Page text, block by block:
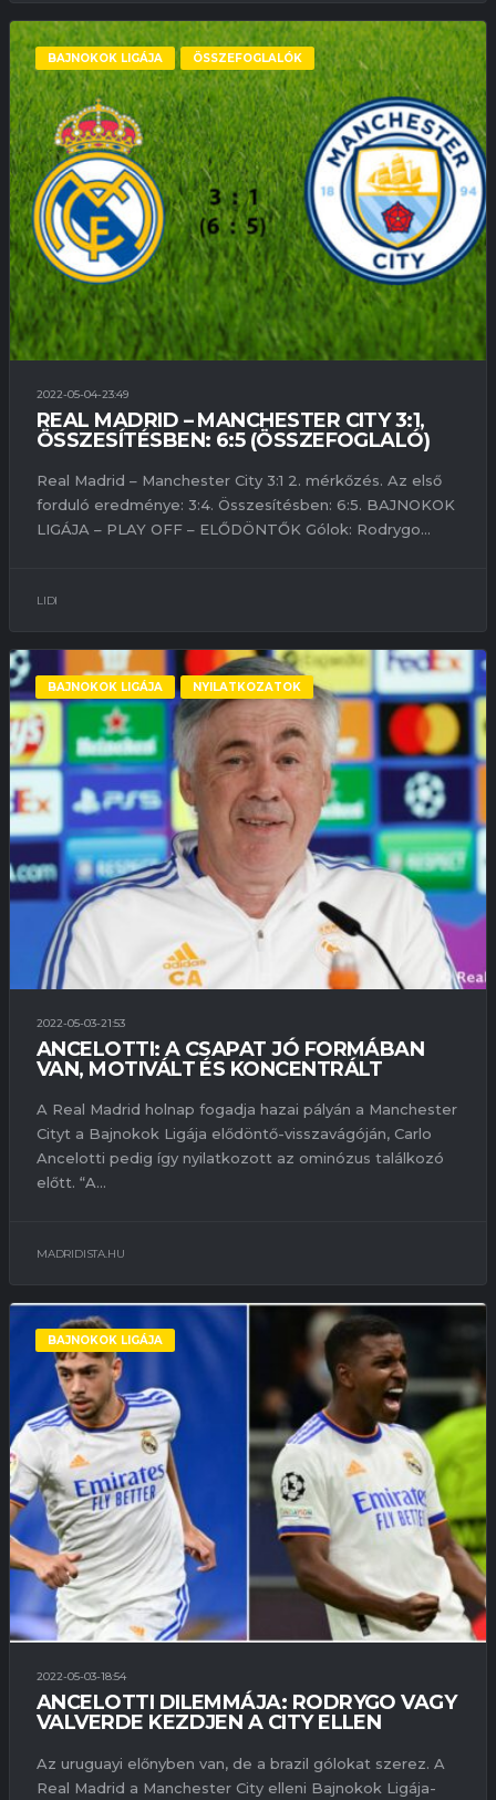
BAJNOKOK LIGÁJA ÖSSZEFOGLALÓK
2022-05-04-23:49
REAL MADRID – MANCHESTER CITY 3:1,
ÖSSZESÍTÉSBEN: 6:5 (ÖSSZEFOGLALÓ)
Real Madrid – Manchester City 3:1 2. mérkőzés. Az első
forduló eredménye: 3:4. Összesítésben: 6:5. BAJNOKOK
LIGÁJA – PLAY OFF – ELŐDÖNTŐK Gólok: Rodrygo...
LIDI
BAJNOKOK LIGÁJA NYILATKOZATOK
2022-05-03-21:53
ANCELOTTI: A CSAPAT JÓ FORMÁBAN
VAN, MOTIVÁLT ÉS KONCENTRÁLT
A Real Madrid holnap fogadja hazai pályán a Manchester
Cityt a Bajnokok Ligája elődöntő-visszavágóján, Carlo
Ancelotti pedig így nyilatkozott az ominózus találkozó
előtt. “A...
MADRIDISTA.HU
BAJNOKOK LIGÁJA
2022-05-03-18:54
ANCELOTTI DILEMMÁJA: RODRYGO VAGY
VALVERDE KEZDJEN A CITY ELLEN
Az uruguayi előnyben van, de a brazil gólokat szerez. A
Real Madrid a Manchester City elleni Bajnokok Ligája-